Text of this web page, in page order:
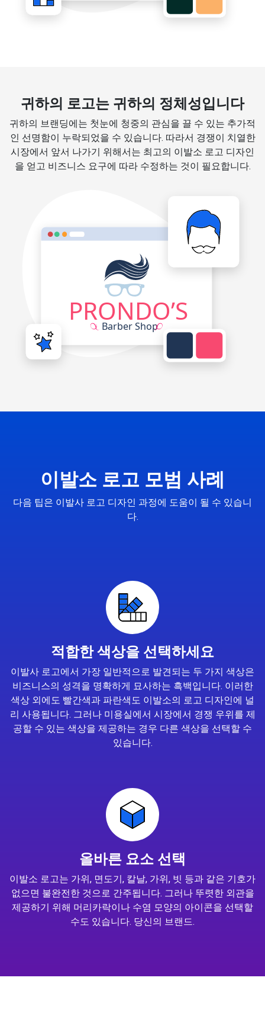
귀하의 로고는 귀하의 정체성입니다
귀하의 브랜딩에는 첫눈에 청중의 관심을 끌 수 있는 추가적
인 선명함이 누락되었을 수 있습니다. 따라서 경쟁이 치열한
시장에서 앞서 나가기 위해서는 최고의 이발소 로고 디자인
을 얻고 비즈니스 요구에 따라 수정하는 것이 필요합니다.
이발소 로고 모범 사례
다음 팁은 이발사 로고 디자인 과정에 도움이 될 수 있습니
다.
적합한 색상을 선택하세요
이발사 로고에서 가장 일반적으로 발견되는 두 가지 색상은
비즈니스의 성격을 명확하게 묘사하는 흑백입니다. 이러한
색상 외에도 빨간색과 파란색도 이발소의 로고 디자인에 널
리 사용됩니다. 그러나 미용실에서 시장에서 경쟁 우위를 제
공할 수 있는 색상을 제공하는 경우 다른 색상을 선택할 수
있습니다.
올바른 요소 선택
이발소 로고는 가위, 면도기, 칼날, 가위, 빗 등과 같은 기호가
없으면 불완전한 것으로 간주됩니다. 그러나 뚜렷한 외관을
제공하기 위해 머리카락이나 수염 모양의 아이콘을 선택할
수도 있습니다. 당신의 브랜드.